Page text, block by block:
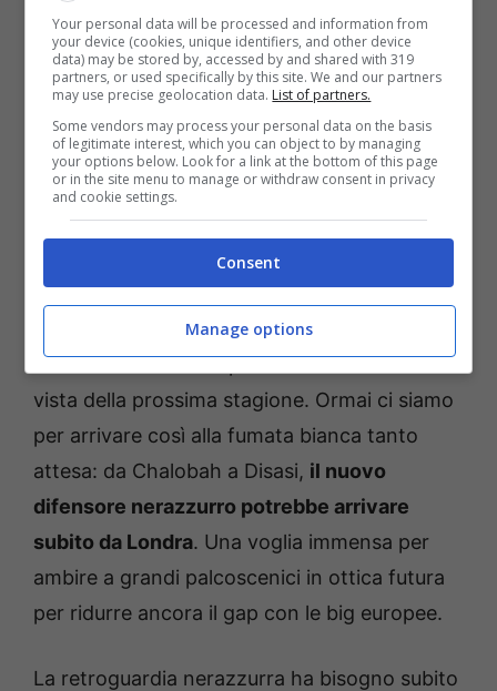
dell’ultim’ora per incrementare il tasso tecnico
della formazione del Chelsea. Una novità
assoluta per ambire a grandi palcoscenici per
ringiovanire il pacchetto arretrato a
disposizione di Cristian Chivu.Gli ultimi dieci
giorni di agosto saranno caldi per la
dirigenza nerazzurra per individuare profili
per compiere l’ulteriore salto di
Saranno ore intense per una nuova svolta in
vista della prossima stagione. Ormai ci siamo
per arrivare così alla fumata bianca tanto
attesa: da Chalobah a Disasi, il nuovo
difensore nerazzurro potrebbe arrivare
subito da Londra. Una voglia immensa per
ambire a grandi palcoscenici in ottica futura
per ridurre ancora il gap con le big europee.
La retroguardia nerazzurra ha bisogno subito
Your personal data will be processed and information from
your device (cookies, unique identifiers, and other device
data) may be stored by, accessed by and shared with 319
partners, or used specifically by this site. We and our partners
may use precise geolocation data. List of partners.
Some vendors may process your personal data on the basis
of legitimate interest, which you can object to by managing
your options below. Look for a link at the bottom of this page
or in the site menu to manage or withdraw consent in privacy
and cookie settings.
Consent
Manage options